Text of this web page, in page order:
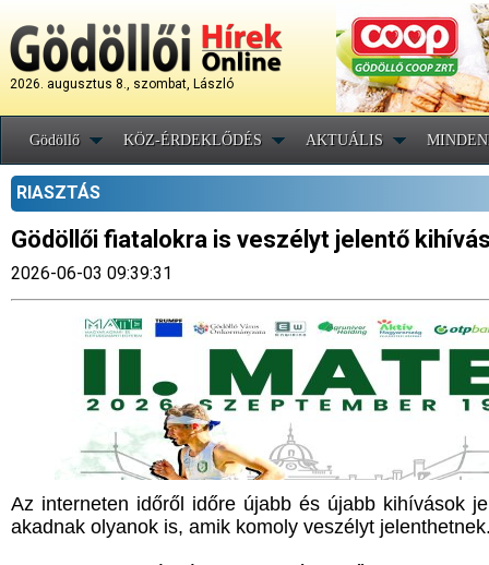
2026. augusztus 8., szombat, László
Gödöllő KÖZ-ÉRDEKLŐDÉS AKTUÁLIS
RIASZTÁS
Gödöllői fiatalokra is veszélyt jelentő
2026-06-03 09:39:31
Az interneten időről időre újabb és újabb kihívások
akadnak olyanok is, amik komoly veszélyt